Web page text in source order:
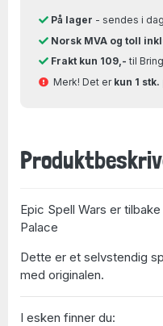
På lager - sendes i
Norsk MVA og toll
Frakt kun 109,- til
Merk! Det er kun 1
Epic Spell Wars er
Palace
Dette er et selvstendig
med originalen.
I esken finner du: